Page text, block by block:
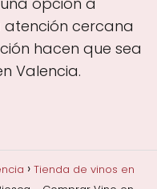
atención cercana
hacen que sea
Valencia.
Tienda de vinos en